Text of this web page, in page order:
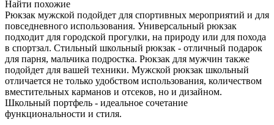
Найти похожие
Рюкзак мужской подойдет для спортивных мероприятий и для
повседневного использования. Универсальный рюкзак
подходит для городской прогулки, на природу или для похода
в спортзал. Стильный школьный рюкзак - отличный подарок
для парня, мальчика подростка. Рюкзак для мужчин также
подойдет для вашей техники. Мужской рюкзак школьный
отличается не только удобством использования, количеством
вместительных карманов и отсеков, но и дизайном.
Школьный портфель - идеальное сочетание
функциональности и стиля.